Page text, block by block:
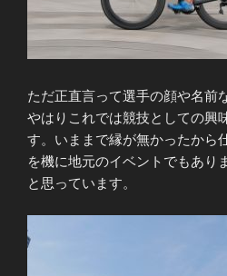
ただ正直言って選手の顔や名前
やはりこれでは競技としての興
す。いままで縁が無かったから
を機に地元のイベントでもあり
と思っています。